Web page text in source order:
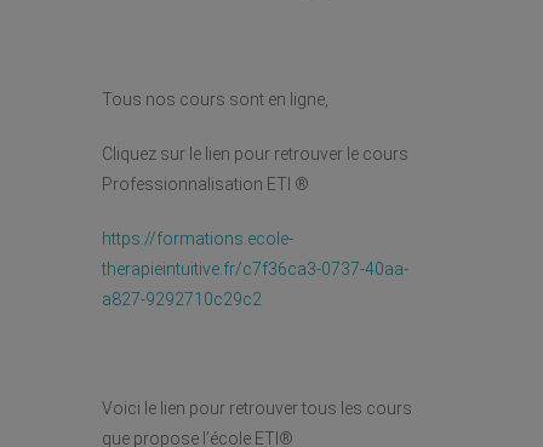
Tous nos cours sont en ligne,
Cliquez sur le lien pour retrouver le cours
Professionnalisation ETI ®
https://formations.ecole-
therapieintuitive.fr/c7f36ca3-0737-40aa-
a827-9292710c29c2
Voici le lien pour retrouver tous les cours
que propose l’école ETI®